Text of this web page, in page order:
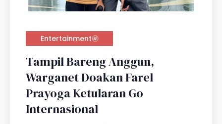
Entertainment
Tampil Bareng Anggun,
Warganet Doakan Farel
Prayoga Ketularan Go
Internasional